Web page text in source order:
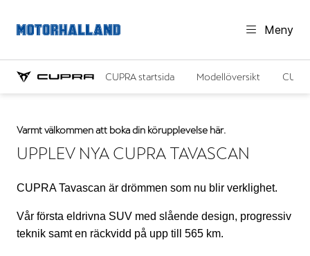
Meny
CUPRA startsida Modellöversikt
Varmt välkommen att boka din körupplevelse här.
UPPLEV NYA CUPRA TAVASCAN
CUPRA Tavascan är drömmen som nu blir verklighet.
Vår första eldrivna SUV med slående design, progressiv
teknik samt en räckvidd på upp till 565 km.